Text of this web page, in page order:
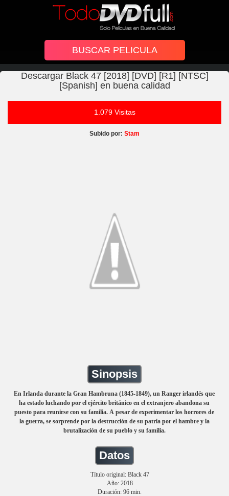
Descargar Black 47 [2018] [DVD] [R1] [NTSC]
[Spanish] en buena calidad
1.079 Visitas
Subido por: Stam
Sinopsis
En Irlanda durante la Gran Hambruna (1845-1849), un Ranger irlandés que
ha estado luchando por el ejército británico en el extranjero abandona su
puesto para reunirse con su familia. A pesar de experimentar los horrores de
la guerra, se sorprende por la destrucción de su patria por el hambre y la
brutalización de su pueblo y su familia.
Datos
Título original: Black 47
Año: 2018
Duración: 96 min.